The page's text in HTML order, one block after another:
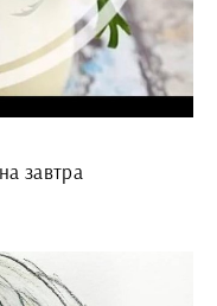
завтра